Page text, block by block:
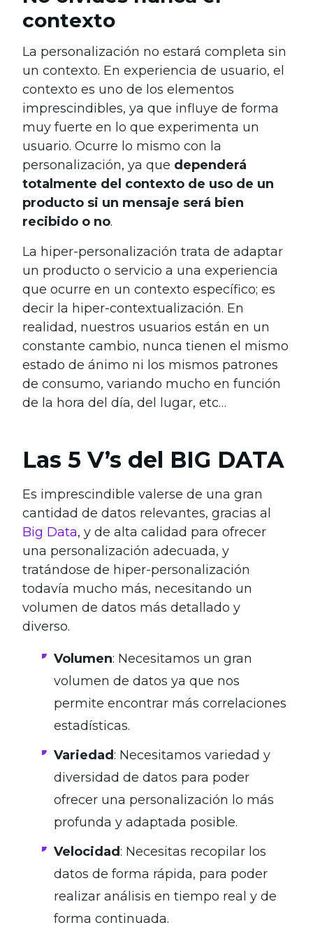
contexto
La personalización no estará completa sin
un contexto. En experiencia de usuario, el
contexto es uno de los elementos
imprescindibles, ya que influye de forma
muy fuerte en lo que experimenta un
usuario. Ocurre lo mismo con la
personalización, ya que dependerá
totalmente del contexto de uso de un
producto si un mensaje será bien
recibido o no.
La hiper-personalización trata de adaptar
un producto o servicio a una experiencia
que ocurre en un contexto específico; es
decir la hiper-contextualización. En
realidad, nuestros usuarios están en un
constante cambio, nunca tienen el mismo
estado de ánimo ni los mismos patrones
de consumo, variando mucho en función
de la hora del día, del lugar, etc…
Las 5 V’s del BIG DATA
Es imprescindible valerse de una gran
cantidad de datos relevantes, gracias al
Big Data, y de alta calidad para ofrecer
una personalización adecuada, y
tratándose de hiper-personalización
todavía mucho más, necesitando un
volumen de datos más detallado y
diverso.
Volumen: Necesitamos un gran
volumen de datos ya que nos
permite encontrar más correlaciones
estadísticas.
Variedad: Necesitamos variedad y
diversidad de datos para poder
ofrecer una personalización lo más
profunda y adaptada posible.
Velocidad: Necesitas recopilar los
datos de forma rápida, para poder
realizar análisis en tiempo real y de
forma continuada.